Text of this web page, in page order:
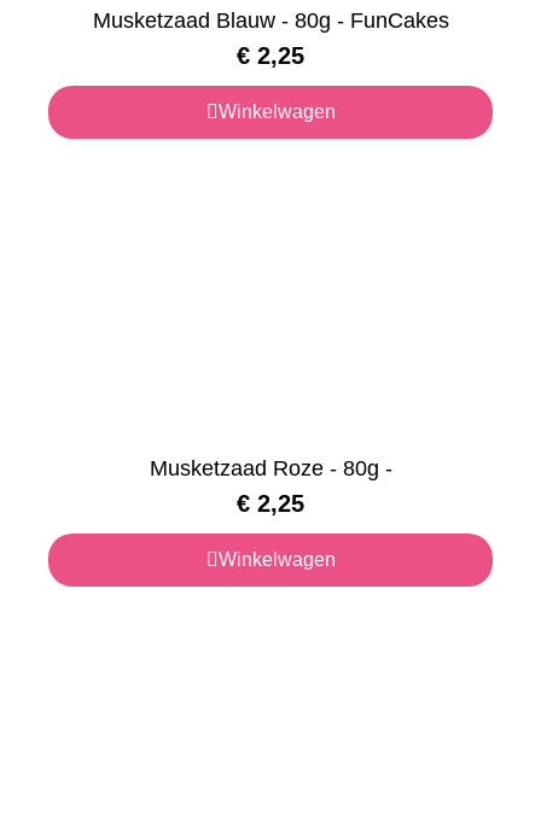
Musketzaad Blauw - 80g - FunCakes
€ 2,25
Winkelwagen
Musketzaad Roze - 80g -
€ 2,25
Winkelwagen